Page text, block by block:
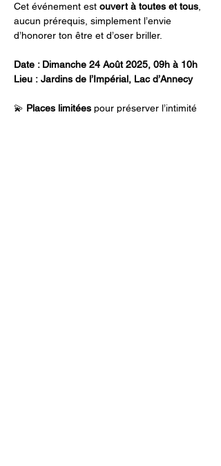
Cet événement est ouvert à toutes et tous
aucun prérequis, simplement l’envie
d’honorer ton être et d’oser briller.
Date : Dimanche 24 Août 2025, 09h à 10h
Lieu : Jardins de l’Impérial, Lac d’Annecy
💫 Places limitées pour préserver l’intimité